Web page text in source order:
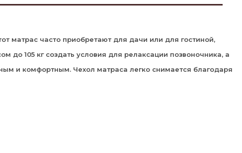
матрас часто приобретают для дачи или для гостиной,
до 105 кг создать условия для релаксации позвоночника, а
и комфортным. Чехол матраса легко снимается благодаря